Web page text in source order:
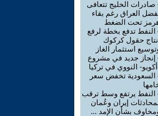
صادرات الخليج تتعافى
العراق رغم بقاء
تحت الضغط
النفط تدفع بخطة لرفع
حقول كركوك
استثمار الغاز
إنجاز جديد في مشروع
النووي في تركيا
السعودية تخفض سعر
النفط يرتفع وسط ترقب
إيران وعُمان
بشأن الإمد ...